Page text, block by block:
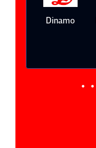
Dinamo